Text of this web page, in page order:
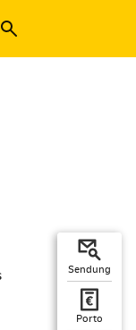
Sendung
Porto